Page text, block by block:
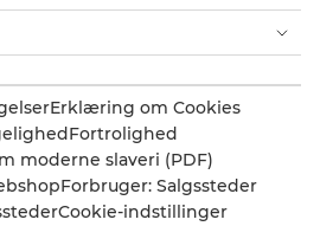
Erklæring om Cookies
Fortrolighed
moderne slaveri (PDF)
Forbruger: Salgssteder
Cookie-indstillinger